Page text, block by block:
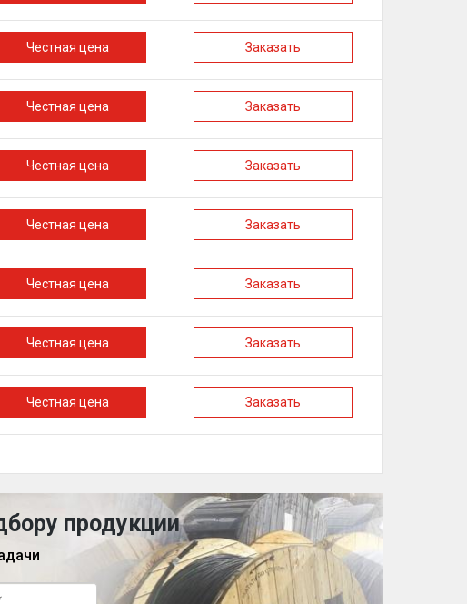
Заказать
Честная цена
Заказать
Честная цена
Заказать
Честная цена
Заказать
Честная цена
Заказать
Честная цена
Заказать
Честная цена
Заказать
Честная цена
продукции